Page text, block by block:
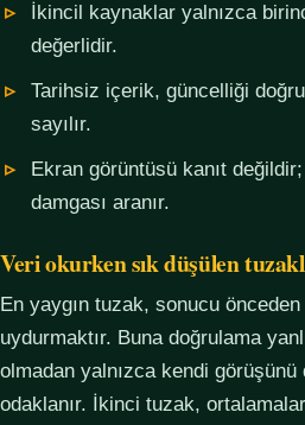
İkincil kaynaklar yalnızca
değerlidir.
Tarihsiz içerik, güncelliği
sayılır.
Ekran görüntüsü kanıt
damgası aranır.
Veri okurken sık düşülen
En yaygın tuzak, sonucu
uydurmaktır. Buna doğrulama
olmadan yalnızca kendi görüşünü
odaklanır. İkinci tuzak,